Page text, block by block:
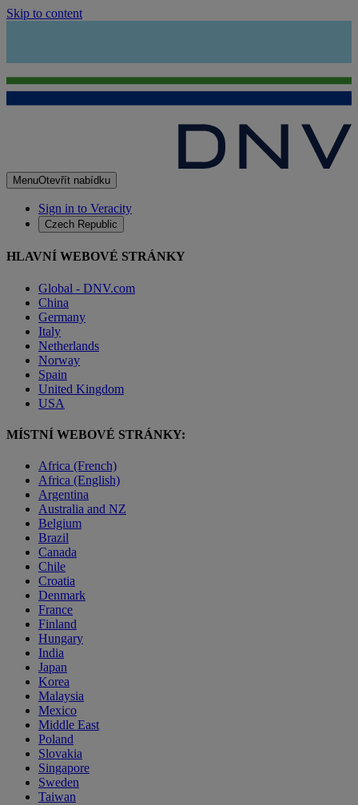
Skip to content
MenuOtevřít nabídku
Sign in to Veracity
Czech Republic
HLAVNÍ WEBOVÉ STRÁNKY
Global - DNV.com
China
Germany
Italy
Netherlands
Norway
Spain
United Kingdom
USA
MÍSTNÍ WEBOVÉ STRÁNKY:
Africa (French)
Africa (English)
Argentina
Australia and NZ
Belgium
Brazil
Canada
Chile
Croatia
Denmark
France
Finland
Hungary
India
Japan
Korea
Malaysia
Mexico
Middle East
Poland
Slovakia
Singapore
Sweden
Taiwan